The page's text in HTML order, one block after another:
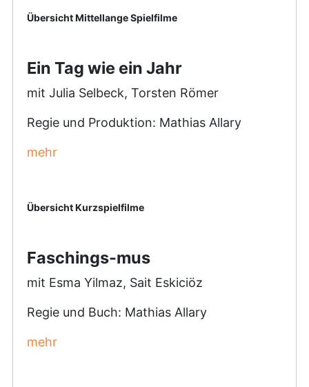
Übersicht Mittellange Spielfilme
Ein Tag wie ein Jahr
mit Julia Selbeck, Torsten Römer
Regie und Produktion: Mathias Allary
mehr
Übersicht Kurzspielfilme
Faschings-mus
mit Esma Yilmaz, Sait Eskiciöz
Regie und Buch: Mathias Allary
mehr